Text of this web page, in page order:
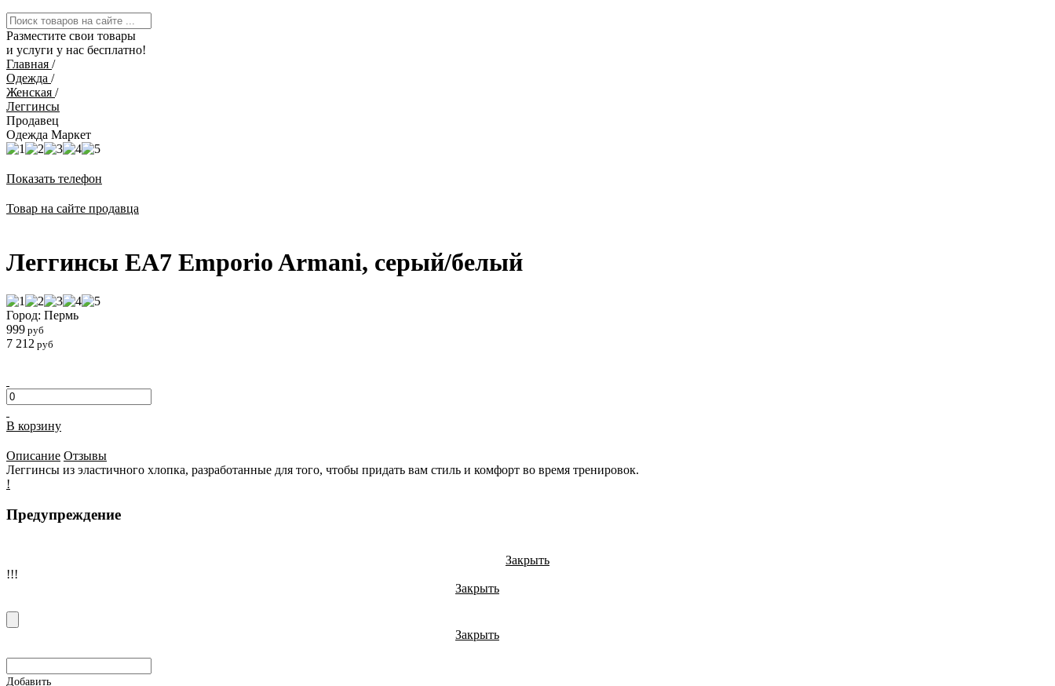
Разместите свои товары
и услуги у нас бесплатно!
Главная /
Одежда /
Женская /
Леггинсы
Продавец
Одежда Маркет
Показать телефон
Товар на сайте продавца
Леггинсы EA7 Emporio Armani, серый/белый
Город: Пермь
999 руб
7 212 руб
В корзину
Описание Отзывы
Леггинсы из эластичного хлопка, разработанные для того, чтобы придать вам стиль и комфорт во время тренировок.
!
Предупреждение
Закрыть
!!!
Закрыть
Закрыть
Добавить